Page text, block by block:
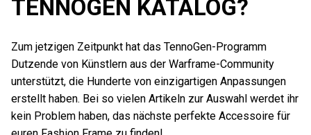
TENNOGEN KATALOG?
Zum jetzigen Zeitpunkt hat das TennoGen-Programm
Dutzende von Künstlern aus der Warframe-Community
unterstützt, die Hunderte von einzigartigen Anpassungen
erstellt haben. Bei so vielen Artikeln zur Auswahl werdet ihr
kein Problem haben, das nächste perfekte Accessoire für